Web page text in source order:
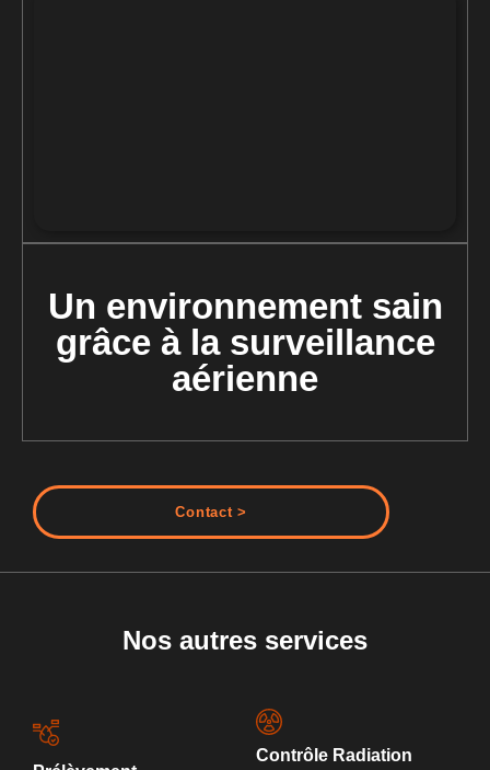
Un environnement sain
grâce à la surveillance
aérienne
Contact >
Nos autres services
Contrôle Radiation